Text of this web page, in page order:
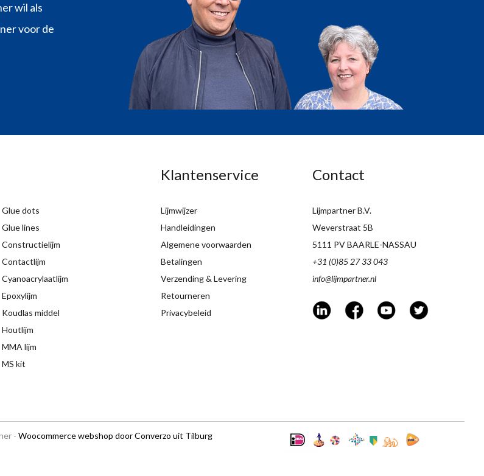
wil als
voor de
Glue dots
Glue lines
Constructielijm
Contactlijm
Cyanoacrylaatlijm
Epoxylijm
Koudlas middel
Houtlijm
MMA lijm
MS kit
Klantenservice
Lijmwijzer
Handleidingen
Algemene voorwaarden
Betalingen
Verzending & Levering
Retourneren
Privacybeleid
Contact
Lijmpartner B.V.
Weverstraat 5B
5111 PV BAARLE-NASSAU
+31 (0)85 27 33 043
info@lijmpartner.nl
- Woocommerce webshop door Converzo uit Tilburg